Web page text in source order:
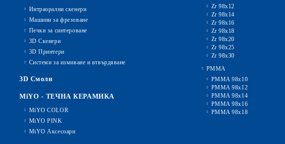
Интраорални скенери
Машини за фрезоване
Печки за синтероване
3D Скенери
3D Принтери
Системи за измиване и втвърдяване
3D Смоли
MiYO - ТЕЧНА КЕРАМИКА
MiYO COLOR
MiYO PINK
MiYO Аксесоари
Zr 98x12
Zr 98x14
Zr 98x16
Zr 98x18
Zr 98x20
Zr 98x25
Zr 98x30
PMMA
PMMA 98x10
PMMA 98x12
PMMA 98x14
PMMA 98x16
PMMA 98x18